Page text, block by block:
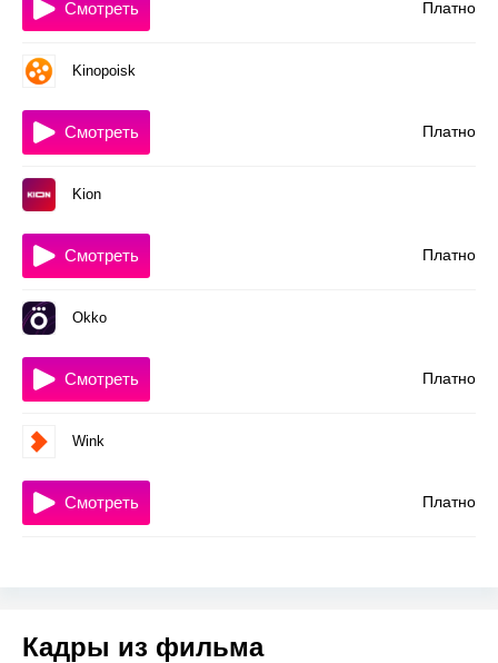
Платно
Смотреть
Kinopoisk
Платно
Смотреть
Kion
Платно
Смотреть
Okko
Платно
Смотреть
Wink
Платно
Смотреть
Кадры из фильма